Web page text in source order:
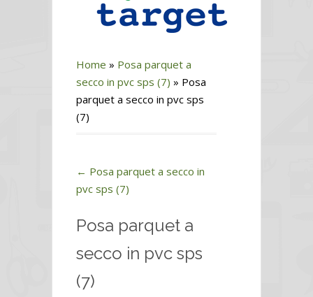
Home » Posa parquet a
secco in pvc sps (7) » Posa
parquet a secco in pvc sps
(7)
← Posa parquet a secco in
pvc sps (7)
Posa parquet a
secco in pvc sps
(7)